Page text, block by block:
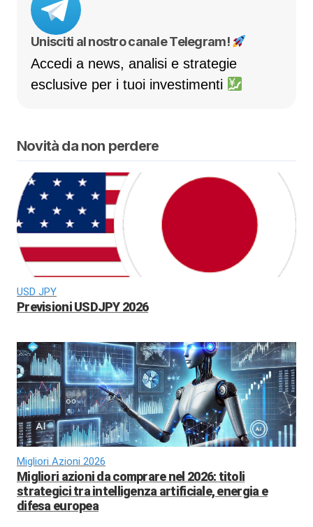
Unisciti al nostro canale Telegram!
Accedi a news, analisi e strategie
esclusive per i tuoi investimenti
Novità da non perdere
USD JPY
Previsioni USDJPY 2026
Migliori Azioni 2026
Migliori azioni da comprare nel 2026: titoli
strategici tra intelligenza artificiale, energia e
difesa europea